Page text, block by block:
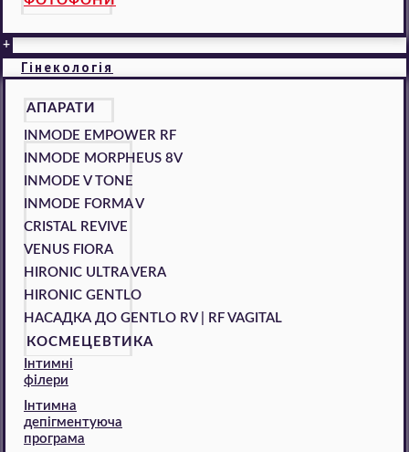
+
Гінекологія
АПАРАТИ
INMODE EMPOWER RF
INMODE MORPHEUS 8V
INMODE V TONE
INMODE FORMA V
CRISTAL REVIVE
VENUS FIORA
HIRONIC ULTRA VERA
HIRONIC GENTLO
НАСАДКА ДО GENTLO RV | RF VAGITAL
КОСМЕЦЕВТИКА
Інтимні
філери
Інтимна
депігментуюча
програма